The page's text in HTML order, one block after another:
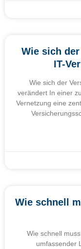
Wie sich
IT-
Wie sich der
verändert In einer
Vernetzung eine
Wie schnell
Wie schnell
umfassender